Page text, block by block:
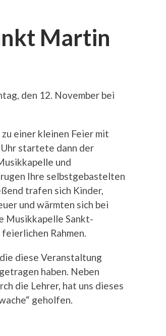
Martin
den 12. November bei
einer kleinen Feier mit
startete dann der
und
Ihre selbstgebastelten
trafen sich Kinder,
und wärmten sich bei
Musikkapelle Sankt-
Rahmen.
diese Veranstaltung
haben. Neben
die Lehrer, hat uns dieses
geholfen.